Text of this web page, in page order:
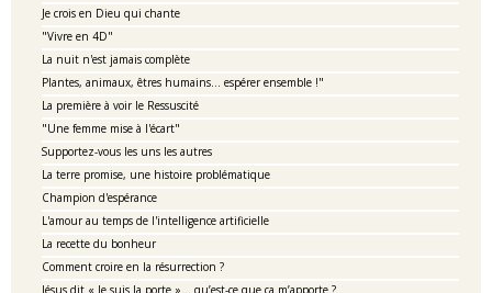
Je crois en Dieu qui chante
"Vivre en 4D"
La nuit n'est jamais complète
Plantes, animaux, êtres humains... espérer ensemble !"
La première à voir le Ressuscité
"Une femme mise à l'écart"
Supportez-vous les uns les autres
La terre promise, une histoire problématique
Champion d'espérance
L'amour au temps de l'intelligence artificielle
La recette du bonheur
Comment croire en la résurrection ?
Jésus dit « Je suis la porte »… qu’est-ce que ça m’apporte ?